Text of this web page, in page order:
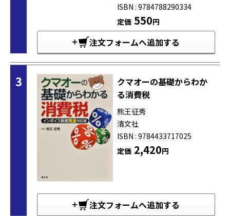
ISBN : 9784788290334
定価550円
注文フォームへ追加する
3
クマオーの基礎からわか
る消費税
熊王征秀
清文社
ISBN : 9784433717025
定価2,420円
注文フォームへ追加する